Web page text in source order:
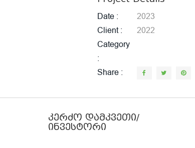
Date
2023
Client
2022
Category
Share
კერძო დამკვეთი/
ინვესტორი